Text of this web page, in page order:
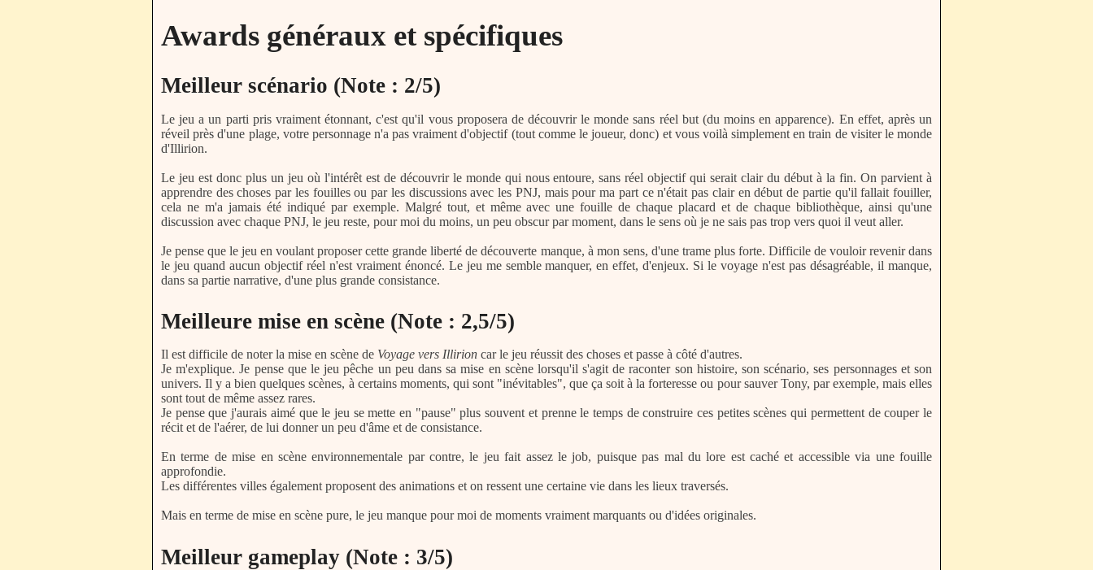
Awards généraux et spécifiques
Meilleur scénario (Note : 2/5)
Le jeu a un parti pris vraiment étonnant, c'est qu'il vous proposera de découvrir le monde sans réel but (du moins en apparence). En effet, après un
réveil près d'une plage, votre personnage n'a pas vraiment d'objectif (tout comme le joueur, donc) et vous voilà simplement en train de visiter le monde
d'Illirion.
Le jeu est donc plus un jeu où l'intérêt est de découvrir le monde qui nous entoure, sans réel objectif qui serait clair du début à la fin. On parvient à
apprendre des choses par les fouilles ou par les discussions avec les PNJ, mais pour ma part ce n'était pas clair en début de partie qu'il fallait fouiller,
cela ne m'a jamais été indiqué par exemple. Malgré tout, et même avec une fouille de chaque placard et de chaque bibliothèque, ainsi qu'une
discussion avec chaque PNJ, le jeu reste, pour moi du moins, un peu obscur par moment, dans le sens où je ne sais pas trop vers quoi il veut aller.
Je pense que le jeu en voulant proposer cette grande liberté de découverte manque, à mon sens, d'une trame plus forte. Difficile de vouloir revenir dans
le jeu quand aucun objectif réel n'est vraiment énoncé. Le jeu me semble manquer, en effet, d'enjeux. Si le voyage n'est pas désagréable, il manque,
dans sa partie narrative, d'une plus grande consistance.
Meilleure mise en scène (Note : 2,5/5)
Il est difficile de noter la mise en scène de Voyage vers Illirion car le jeu réussit des choses et passe à côté d'autres.
Je m'explique. Je pense que le jeu pêche un peu dans sa mise en scène lorsqu'il s'agit de raconter son histoire, son scénario, ses personnages et son
univers. Il y a bien quelques scènes, à certains moments, qui sont "inévitables", que ça soit à la forteresse ou pour sauver Tony, par exemple, mais elles
sont tout de même assez rares.
Je pense que j'aurais aimé que le jeu se mette en "pause" plus souvent et prenne le temps de construire ces petites scènes qui permettent de couper le
récit et de l'aérer, de lui donner un peu d'âme et de consistance.
En terme de mise en scène environnementale par contre, le jeu fait assez le job, puisque pas mal du lore est caché et accessible via une fouille
approfondie.
Les différentes villes également proposent des animations et on ressent une certaine vie dans les lieux traversés.
Mais en terme de mise en scène pure, le jeu manque pour moi de moments vraiment marquants ou d'idées originales.
Meilleur gameplay (Note : 3/5)